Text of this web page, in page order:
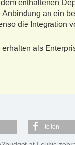
dem enthaltenen
Anbindung an ein
die Integration
erhalten als
teilen